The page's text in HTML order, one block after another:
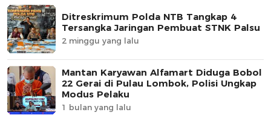
Ditreskrimum Polda NTB Tangkap 4
Tersangka Jaringan Pembuat STNK Palsu
2 minggu yang lalu
Mantan Karyawan Alfamart Diduga Bobol
22 Gerai di Pulau Lombok, Polisi Ungkap
Modus Pelaku
1 bulan yang lalu